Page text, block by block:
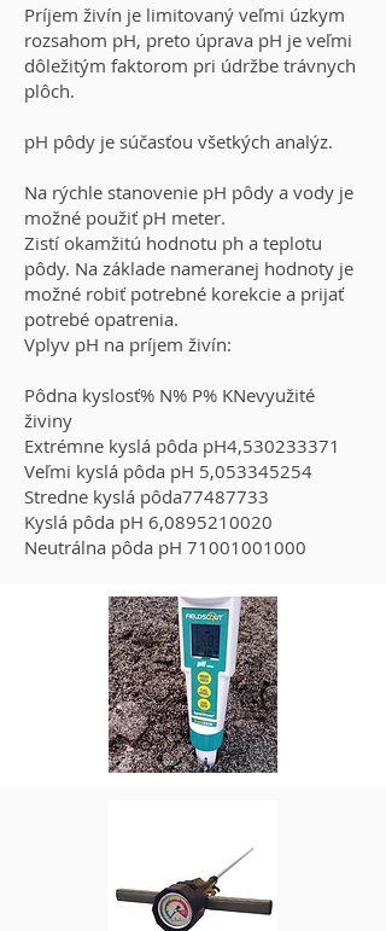
Príjem živín je limitovaný veľmi úzkym
rozsahom pH, preto úprava pH je veľmi
dôležitým faktorom pri údržbe trávnych
plôch.
pH pôdy je súčasťou všetkých analýz.
Na rýchle stanovenie pH pôdy a vody je
možné použiť pH meter.
Zistí okamžitú hodnotu ph a teplotu
pôdy. Na základe nameranej hodnoty je
možné robiť potrebné korekcie a prijať
potrebé opatrenia.
Vplyv pH na príjem živín:
Pôdna kyslosť% N% P% KNevyužité
živiny
Extrémne kyslá pôda pH4,530233371
Veľmi kyslá pôda pH 5,053345254
Stredne kyslá pôda77487733
Kyslá pôda pH 6,0895210020
Neutrálna pôda pH 71001001000